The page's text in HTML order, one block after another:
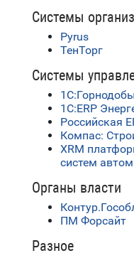
Системы
Pyrus
ТенТорг
Системы
1С:ERP
Российская
Компас:
XRM
систем
Органы власти
ПМ Форсайт
Разное